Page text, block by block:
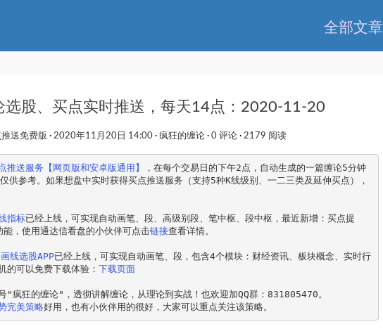
全部文章
选股、买点实时推送，每天14点：2020-11-20
送免费版 2020年11月20日 14:00 疯狂的缠论 0 评论 2179 阅读
推送服务【网页版和安卓版通用】
，在每个交易日的下午2点，自动生成的一篇缠论5分钟
供参考。如果想盘中实时获得买点推送服务（支持5种K线级别、一二三类及延伸买点），
指标已经上线，可实现自动画笔、段、高级别段、笔中枢、段中枢，最近新增：买点提
，使用通达信看盘的小伙伴可点击链接查看详情。
线选股APP已经上线，可实现自动画笔、段，包含4个模块：财经资讯、板块概念、实时行
的可以免费下载体验：下载页面
"疯狂的缠论"，透彻讲解缠论，从理论到实战！也欢迎加QQ群：831805470。
完美策略好用，也有小伙伴用的很好，大家可以重点关注该策略。